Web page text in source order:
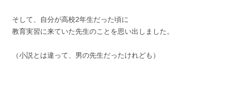
そして、自分が高校2年生だった頃に
教育実習に来ていた先生のことを思い出しました。
（小説とは違って、男の先生だったけれども）